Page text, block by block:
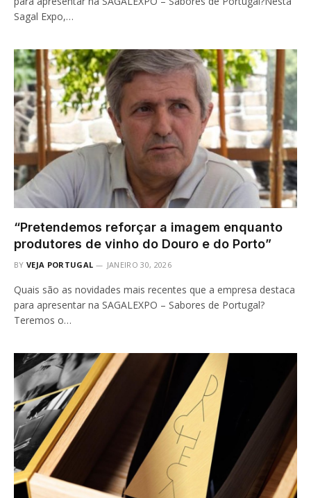
Sagal Expo,…
“Pretendemos reforçar a imagem enquanto
produtores de vinho do Douro e do Porto”
BY VEJA PORTUGAL JANEIRO 30, 2026
Quais são as novidades mais recentes que a empresa destaca
para apresentar na SAGALEXPO – Sabores de Portugal?
Teremos o…